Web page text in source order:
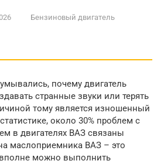
Бензиновый двигатель
почему двигатель
странные звуки или терять
тому является изношенный
около 30% проблем с
в двигателях ВАЗ связаны
маслоприемника ВАЗ – это
можно выполнить